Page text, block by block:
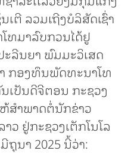
ຕີ ລວມເຖີງບໍລິສັດເຊົ່າ
ທມາລົບກວນໄດ້ຢູ
ລີນຍາ ພົມມະວິເສດ
ກອງທຶນພັດທະນາໂທ
ເປັນດີຈີຕອນ ກະຊວງ
ຫ້ສໍາພາດຕໍ່ນັກຂ່າວ
ວ ຢູ່ກະຊວງເຕັກໂນໂລ
ຖຸນາ 2025 ນີ້ວ່າ: